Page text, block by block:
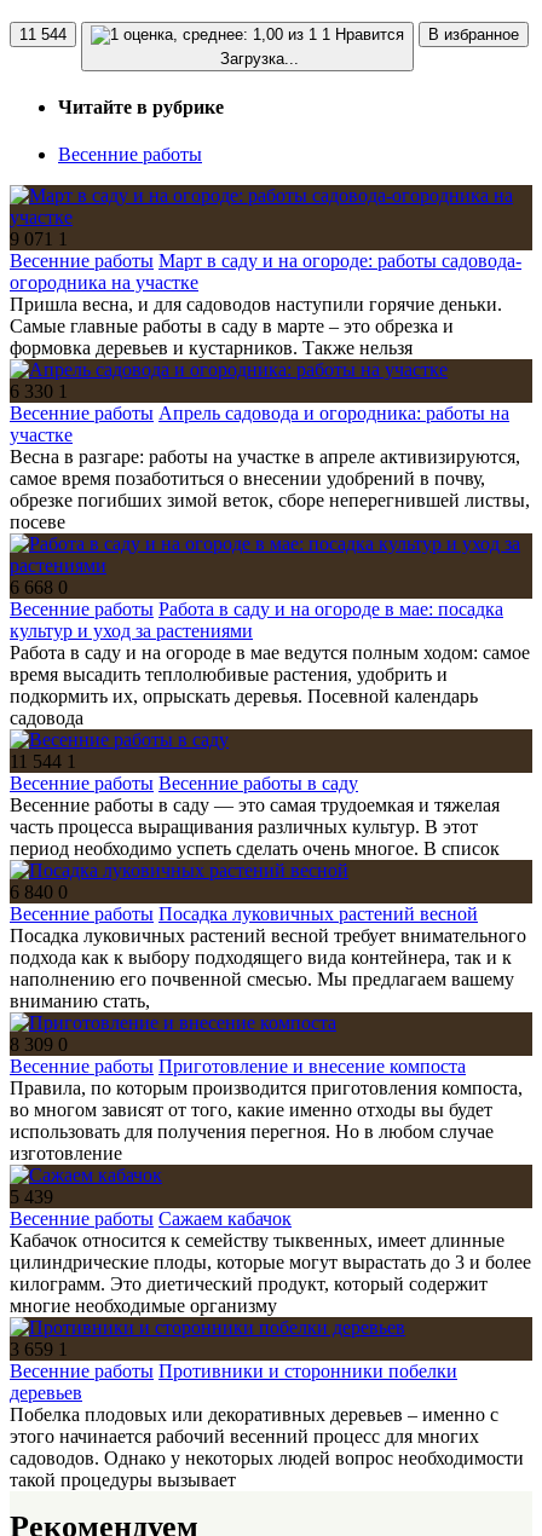
11 544
1 Нравится
Загрузка...
В избранное
Читайте в рубрике
Весенние работы
9 071 1
Весенние работы Март в саду и на огороде: работы садовода-
огородника на участке
Пришла весна, и для садоводов наступили горячие деньки.
Самые главные работы в саду в марте – это обрезка и
формовка деревьев и кустарников. Также нельзя
6 330 1
Весенние работы Апрель садовода и огородника: работы на
участке
Весна в разгаре: работы на участке в апреле активизируются,
самое время позаботиться о внесении удобрений в почву,
обрезке погибших зимой веток, сборе неперегнившей листвы,
посеве
6 668 0
Весенние работы Работа в саду и на огороде в мае: посадка
культур и уход за растениями
Работа в саду и на огороде в мае ведутся полным ходом: самое
время высадить теплолюбивые растения, удобрить и
подкормить их, опрыскать деревья. Посевной календарь
садовода
11 544 1
Весенние работы Весенние работы в саду
Весенние работы в саду — это самая трудоемкая и тяжелая
часть процесса выращивания различных культур. В этот
период необходимо успеть сделать очень многое. В список
6 840 0
Весенние работы Посадка луковичных растений весной
Посадка луковичных растений весной требует внимательного
подхода как к выбору подходящего вида контейнера, так и к
наполнению его почвенной смесью. Мы предлагаем вашему
вниманию стать,
8 309 0
Весенние работы Приготовление и внесение компоста
Правила, по которым производится приготовления компоста,
во многом зависят от того, какие именно отходы вы будет
использовать для получения перегноя. Но в любом случае
изготовление
5 439
Весенние работы Сажаем кабачок
Кабачок относится к семейству тыквенных, имеет длинные
цилиндрические плоды, которые могут вырастать до 3 и более
килограмм. Это диетический продукт, который содержит
многие необходимые организму
3 659 1
Весенние работы Противники и сторонники побелки
деревьев
Побелка плодовых или декоративных деревьев – именно с
этого начинается рабочий весенний процесс для многих
садоводов. Однако у некоторых людей вопрос необходимости
такой процедуры вызывает
Рекомендуем